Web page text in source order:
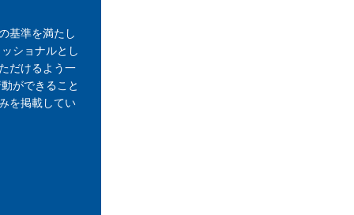
基準を満たし
ショナルとし
だけるよう一
ができること
を掲載してい